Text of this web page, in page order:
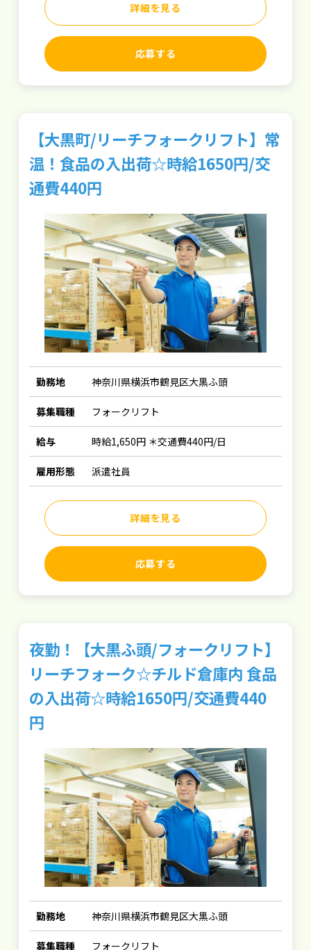
詳細を見る
応募する
【大黒町/リーチフォークリフト】常
温！食品の入出荷☆時給1650円/交
通費440円
勤務地 神奈川県横浜市鶴見区大黒ふ頭
募集職種 フォークリフト
給与 時給1,650円 ＊交通費440円/日
雇用形態 派遣社員
詳細を見る
応募する
夜勤！【大黒ふ頭/フォークリフト】
リーチフォーク☆チルド倉庫内 食品
の入出荷☆時給1650円/交通費440
円
勤務地 神奈川県横浜市鶴見区大黒ふ頭
募集職種 フォークリフト